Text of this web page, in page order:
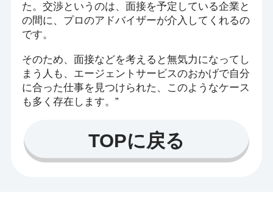
た。交渉というのは、面接を予定している企業と
の間に、プロのアドバイザーが介入してくれるの
です。
そのため、面接などを考えると無気力になってし
まう人も、エージェントサービスのおかげで自分
に合った仕事を見つけられた、このようなケース
も多く存在します。”
TOPに戻る